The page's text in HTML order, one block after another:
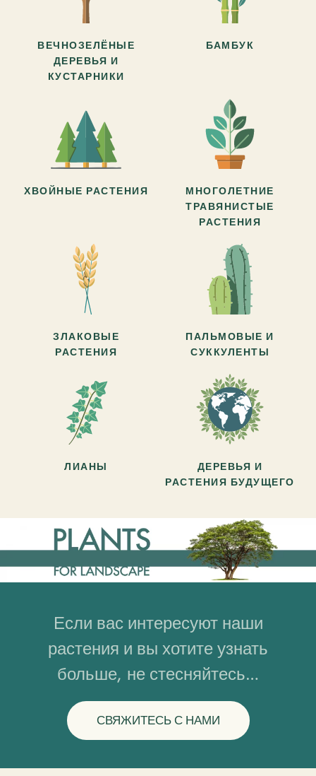
ВЕЧНОЗЕЛЁНЫЕ
ДЕРЕВЬЯ И
КУСТАРНИКИ
БАМБУК
ХВОЙНЫЕ РАСТЕНИЯ
МНОГОЛЕТНИЕ
ТРАВЯНИСТЫЕ
РАСТЕНИЯ
ЗЛАКОВЫЕ
РАСТЕНИЯ
ПАЛЬМОВЫЕ И
СУККУЛЕНТЫ
ЛИАНЫ
ДЕРЕВЬЯ И
РАСТЕНИЯ БУДУЩЕГО
Если вас интересуют наши
растения и вы хотите узнать
больше, не стесняйтесь…
СВЯЖИТЕСЬ С НАМИ